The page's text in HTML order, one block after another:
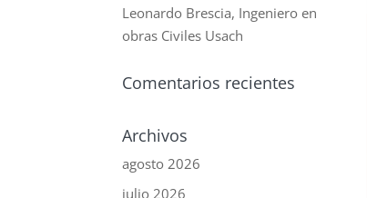
Leonardo Brescia, Ingeniero en
obras Civiles Usach
Comentarios recientes
Archivos
agosto 2026
julio 2026